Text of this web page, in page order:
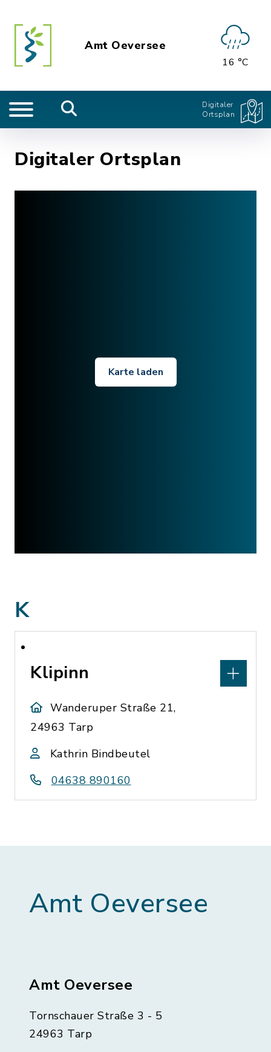
Amt Oeversee
16 °C
Digitaler
Ortsplan
Digitaler Ortsplan
Karte laden
K
Klipinn
Wanderuper Straße 21,
24963 Tarp
Kathrin Bindbeutel
04638 890160
Amt Oeversee
Amt Oeversee
Tornschauer Straße 3 - 5
24963 Tarp